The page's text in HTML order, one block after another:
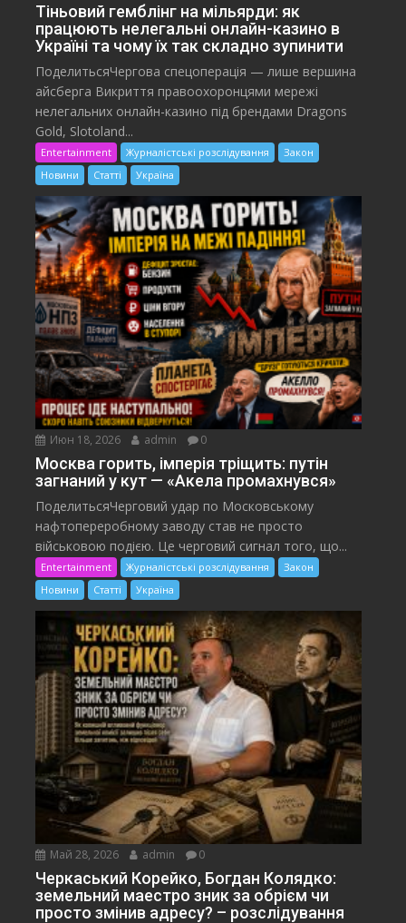
Тіньовий гемблінг на мільярди: як
працюють нелегальні онлайн-казино в
Україні та чому їх так складно зупинити
ПоделитьсяЧергова спецоперація — лише вершина
айсберга Викриття правоохоронцями мережі
нелегальних онлайн-казино під брендами Dragons
Gold, Slotoland...
Entertainment Журналістські розслідування
Закон
Новини
Статті Україна
Июн 18, 2026 admin 0
Москва горить, імперія тріщить: путін
загнаний у кут — «Акела промахнувся»
ПоделитьсяЧерговий удар по Московському
нафтопереробному заводу став не просто
військовою подією. Це черговий сигнал того, що...
Entertainment Журналістські розслідування
Закон
Новини
Статті Україна
Май 28, 2026 admin 0
Черкаський Корейко, Богдан Колядко:
земельний маестро зник за обрієм чи
просто змінив адресу? – розслідування